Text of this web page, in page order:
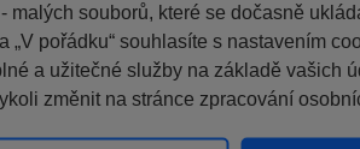
malých souborů, které se dočasně
„V pořádku“ souhlasíte s nastavením
a užitečné služby na základě vašich
změnit na stránce zpracování